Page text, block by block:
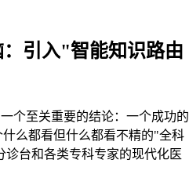
引入"智能知识路由
个至关重要的结论：一个成功的
么都看但什么都看不精的"全科
台和各类专科专家的现代化医